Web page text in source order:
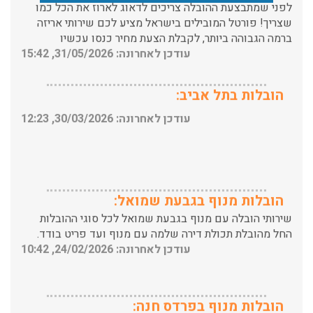
עודכן לאחרונה: 31/05/2026, 15:42
הובלות בתל אביב:
עודכן לאחרונה: 30/03/2026, 12:23
החל מהובלת תכולת דירה שלמה עם מנוף ועד פריט בודד.
עודכן לאחרונה: 24/02/2026, 10:42
תכולת דירה שלמה עם מנוף.